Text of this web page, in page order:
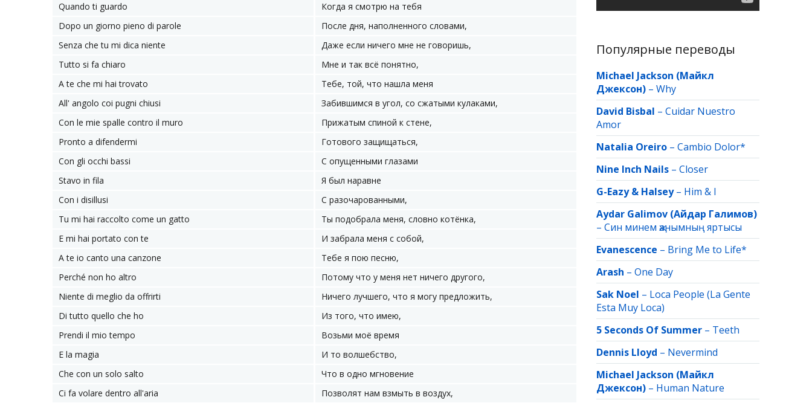
Quando ti guardo
Когда я смотрю на тебя
Dopo un giorno pieno di parole
После дня, наполненного словами,
Senza che tu mi dica niente
Даже если ничего мне не говоришь,
Tutto si fa chiaro
Мне и так всё понятно,
A te che mi hai trovato
Тебе, той, что нашла меня
All' angolo coi pugni chiusi
Забившимся в угол, со сжатыми кулаками,
Con le mie spalle contro il muro
Прижатым спиной к стене,
Pronto a difendermi
Готового защищаться,
Con gli occhi bassi
С опущенными глазами
Stavo in fila
Я был наравне
Con i disillusi
С разочарованными,
Tu mi hai raccolto come un gatto
Ты подобрала меня, словно котёнка,
E mi hai portato con te
И забрала меня с собой,
A te io canto una canzone
Тебе я пою песню,
Perché non ho altro
Потому что у меня нет ничего другого,
Niente di meglio da offrirti
Ничего лучшего, что я могу предложить,
Di tutto quello che ho
Из того, что имею,
Prendi il mio tempo
Возьми моё время
E la magia
И то волшебство,
Che con un solo salto
Что в одно мгновение
Ci fa volare dentro all'aria
Позволят нам взмыть в воздух,
Популярные переводы
Michael Jackson (Майкл
Джексон) – Why
David Bisbal – Cuidar Nuestro
Amor
Natalia Oreiro – Cambio Dolor*
Nine Inch Nails – Closer
G-Eazy & Halsey– Him & I
Aydar Galimov (Айдар Галимов)
– Син минем җанымның яртысы
Evanescence – Bring Me to Life*
Arash – One Day
Sak Noel – Loca People (La Gente
Esta Muy Loca)
5 Seconds Of Summer – Teeth
Dennis Lloyd – Nevermind
Michael Jackson (Майкл
Джексон) – Human Nature